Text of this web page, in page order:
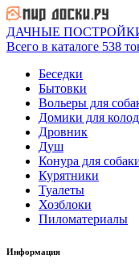
ДАЧНЫЕ
Всего в каталоге 538
Беседки
Бытовки
Вольеры для
Домики для
Дровник
Душ
Конура для
Курятники
Туалеты
Хозблоки
Пиломатериалы
Информация